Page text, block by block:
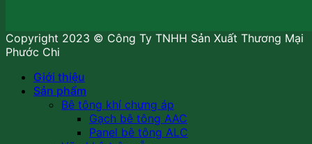
Copyright 2023 © Công Ty TNHH Sản Xuất Thương Mại
Phước Chi
Giới thiệu
Sản phẩm
Bê tông khí chưng áp
Gạch bê tông AAC
Panel bê tông ALC